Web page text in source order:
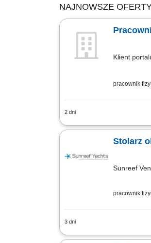
NAJNOWSZE
Klient
pracownik
2 dni
Produkcja
Stolarz
Sunreef
pracownik
3 dni
Zakres